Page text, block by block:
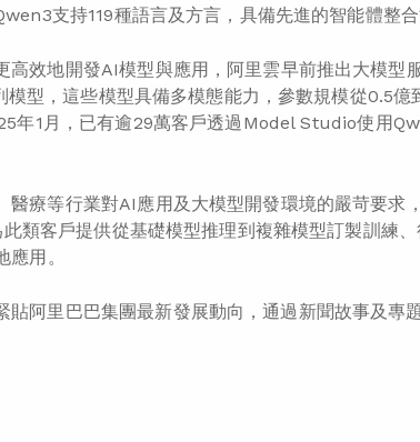
支持119種語言及方言，具備先進的智能體整合
高效地開發AI模型與應用，阿里雲早前推出大模
型，這些模型具備多模態能力，參數規模從0.5億
年1月，已有逾29萬客戶透過Model Studio使用
醫療等行業對AI應用及大模型開發環境的嚴苛要求
類客戶提供從基礎模型推理到複雜模型訂製訓練
用。
貼阿里巴巴集團最新發展動向，通過新聞故事及專